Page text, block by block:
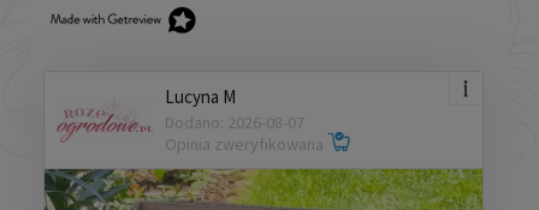
Lucyna M
Dodano: 2026-08-07
Opinia zweryfikowana